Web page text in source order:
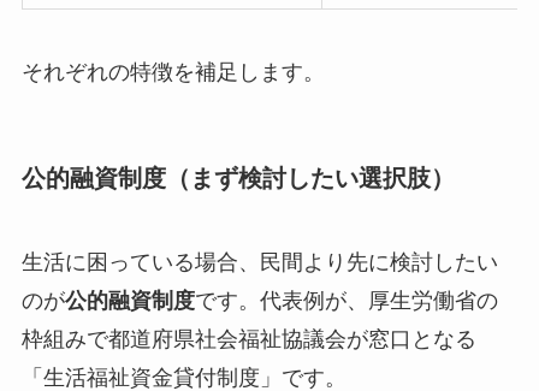
それぞれの特徴を補足します。
公的融資制度（まず検討したい選択肢）
生活に困っている場合、民間より先に検討したい
のが公的融資制度です。代表例が、厚生労働省の
枠組みで都道府県社会福祉協議会が窓口となる
「生活福祉資金貸付制度」です。